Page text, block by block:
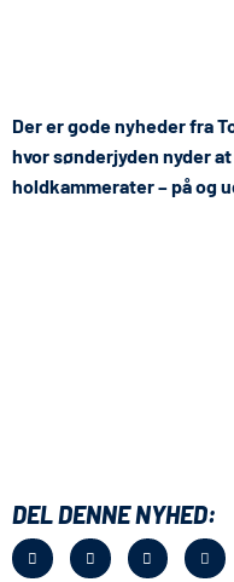
Der er gode nyheder fra
hvor sønderjyden nyder
holdkammerater – på og
DEL DENNE NYHED: